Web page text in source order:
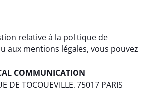
relative à la politique de
aux mentions légales, vous pouvez
COMMUNICATION
DE TOCQUEVILLE, 75017 PARIS